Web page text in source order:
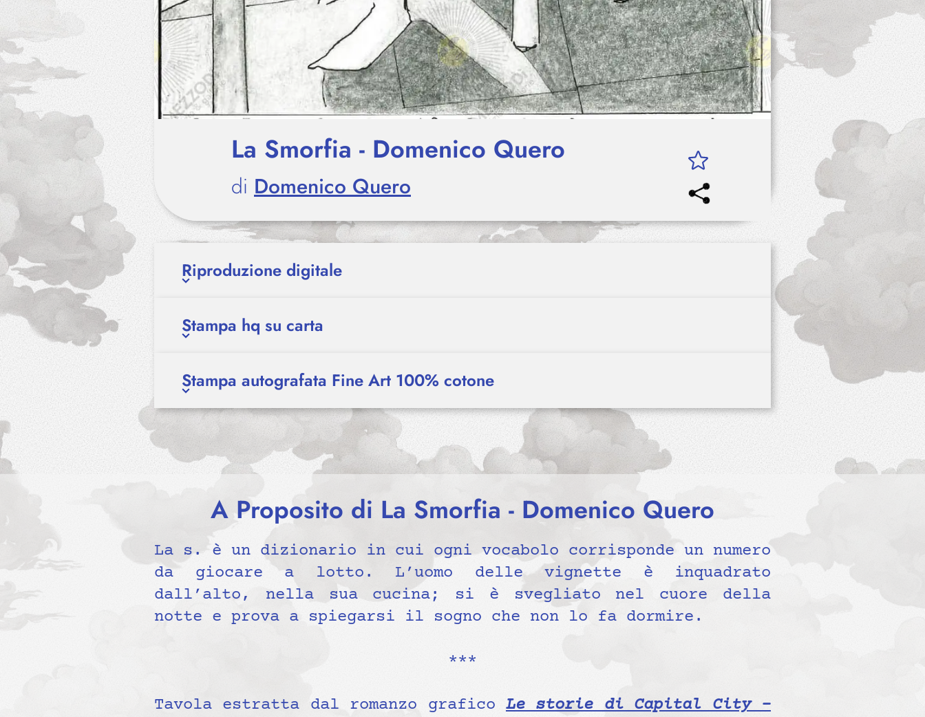
La Smorfia - Domenico Quero
di Domenico Quero
Riproduzione digitale
Stampa hq su carta
Stampa autografata Fine Art 100% cotone
A Proposito di La Smorfia - Domenico Quero
La s. è un dizionario in cui ogni vocabolo corrisponde un numero
da giocare a lotto. L’uomo delle vignette è inquadrato
dall’alto, nella sua cucina; si è svegliato nel cuore della
notte e prova a spiegarsi il sogno che non lo fa dormire.
***
Tavola estratta dal romanzo grafico Le storie di Capital City –